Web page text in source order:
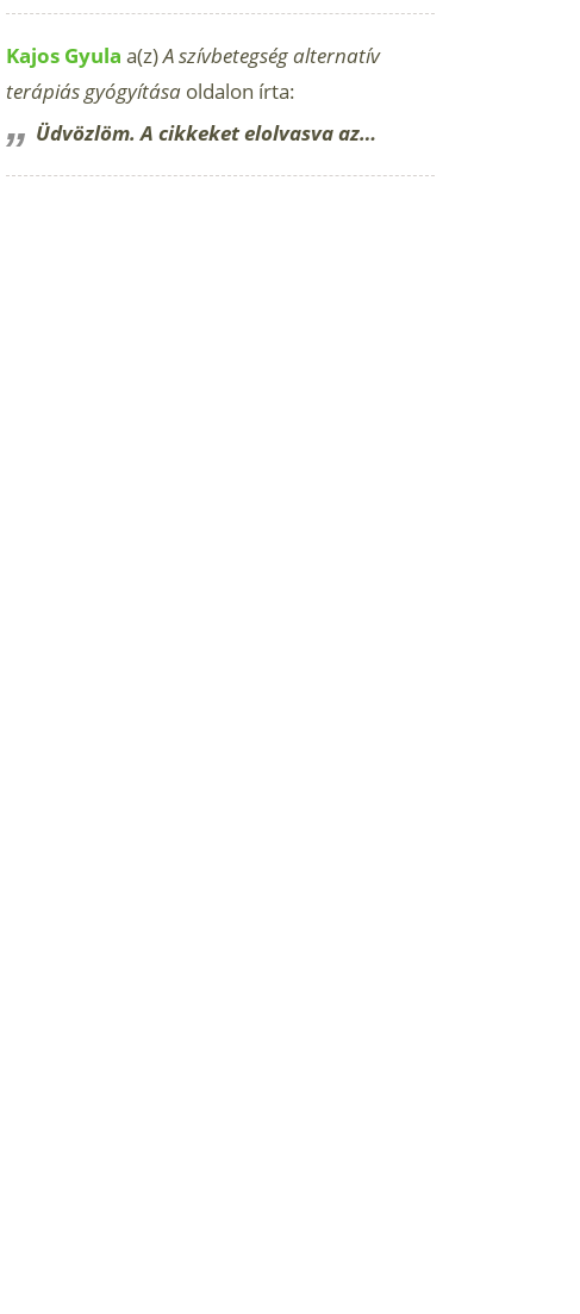
Kajos Gyula a(z)A szívbetegség alternatív
terápiás gyógyítása oldalon írta:
Üdvözlöm. A cikkeket elolvasva az…